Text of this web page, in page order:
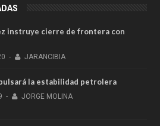
instruye cierre de frontera con
- JARANCIBIA
la estabilidad petrolera
- JORGE MOLINA